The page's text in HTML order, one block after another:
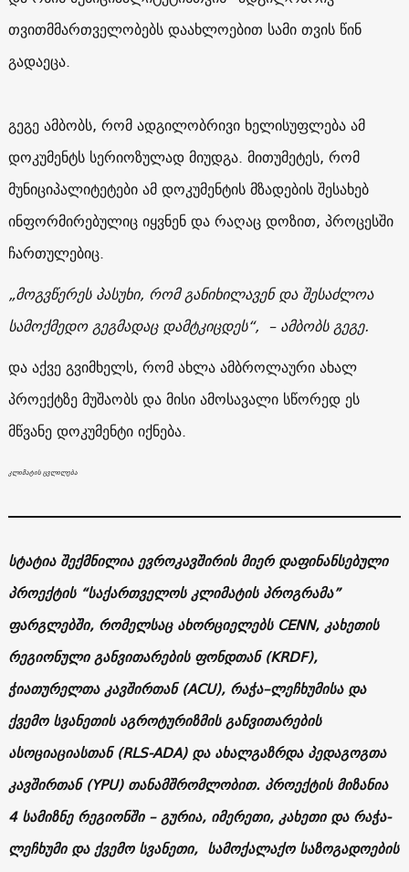
თვითმმართველობებს დაახლოებით სამი თვის წინ
გადაეცა.
გეგე ამბობს, რომ ადგილობრივი ხელისუფლება ამ
დოკუმენტს სერიოზულად მიუდგა. მითუმეტეს, რომ
მუნიციპალიტეტები ამ დოკუმენტის მზადების შესახებ
ინფორმირებულიც იყვნენ და რაღაც დოზით, პროცესში
ჩართულებიც.
„მოგვწერეს პასუხი, რომ განიხილავენ და შესაძლოა
სამოქმედო გეგმადაც დამტკიცდეს“, – ამბობს გეგე.
და აქვე გვიმხელს, რომ ახლა ამბროლაური ახალ
პროექტზე მუშაობს და მისი ამოსავალი სწორედ ეს
მწვანე დოკუმენტი იქნება.
კლიმატის ცვლილება
სტატია შექმნილია ევროკავშირის მიერ დაფინანსებული
პროექტის “საქართველოს კლიმატის პროგრამა”
ფარგლებში, რომელსაც ახორციელებს CENN, კახეთის
რეგიონული განვითარების ფონდთან (KRDF),
ჭიათურელთა კავშირთან (ACU), რაჭა–ლეჩხუმისა და
ქვემო სვანეთის აგროტურიზმის განვითარების
ასოციაციასთან (RLS-ADA) და ახალგაზრდა პედაგოგთა
კავშირთან (YPU) თანამშრომლობით. პროექტის მიზანია
4 სამიზნე რეგიონში – გურია, იმერეთი, კახეთი და რაჭა-
ლეჩხუმი და ქვემო სვანეთი, სამოქალაქო საზოგადოების